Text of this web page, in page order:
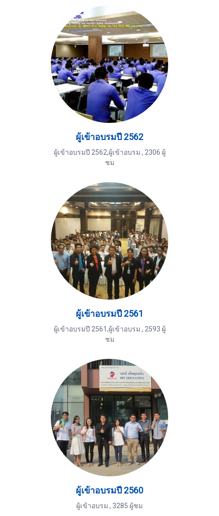
ผู้เข้าอบรมปี 2562
ผู้เข้าอบรมปี 2562,ผู้เข้าอบรม , 2306 ผู้
ชม
ผู้เข้าอบรมปี 2561
ผู้เข้าอบรมปี 2561,ผู้เข้าอบรม , 2593 ผู้
ชม
ผู้เข้าอบรมปี 2560
ผู้เข้าอบรม , 3285 ผู้ชม